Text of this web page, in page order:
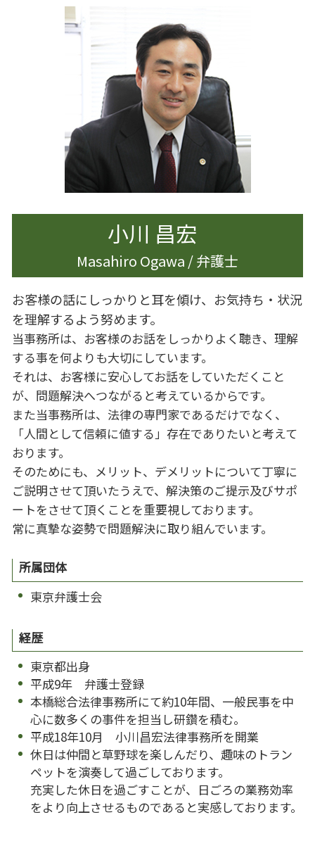
著作権とは 音楽
企業法務 m&a
企業法務 雇用契約
事業承継 マッチング
企業法務 契約書
遺言書作成 杉並区
遺産分割調停 必要書類
遺言 生前対策
生前対策 相続
遺産分割 新たな財産
相続 少ない場合
遺産分割 相手方 認知症
離婚 慰謝料
離婚 港区
離婚準備 男
離婚 男 不利
離婚 慰謝料 払わない
離婚調停 弁護士
離婚したい 男
小川 昌宏
Masahiro Ogawa / 弁護士
お客様の話にしっかりと耳を傾け、お気持ち・状況
を理解するよう努めます。
当事務所は、お客様のお話をしっかりよく聴き、理解
する事を何よりも大切にしています。
それは、お客様に安心してお話をしていただくこと
が、問題解決へつながると考えているからです。
また当事務所は、法律の専門家であるだけでなく、
「人間として信頼に値する」存在でありたいと考えて
おります。
そのためにも、メリット、デメリットについて丁寧に
ご説明させて頂いたうえで、解決策のご提示及びサポ
ートをさせて頂くことを重要視しております。
常に真摯な姿勢で問題解決に取り組んでいます。
所属団体
東京弁護士会
経歴
東京都出身
平成9年 弁護士登録
本橋総合法律事務所にて約10年間、一般民事を中
心に数多くの事件を担当し研鑽を積む。
平成18年10月 小川昌宏法律事務所を開業
休日は仲間と草野球を楽しんだり、趣味のトラン
ペットを演奏して過ごしております。
充実した休日を過ごすことが、日ごろの業務効率
をより向上させるものであると実感しております。